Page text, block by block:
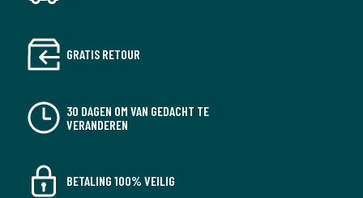
GRATIS RETOUR
30 DAGEN OM VAN GEDACHT TE
VERANDEREN
BETALING 100% VEILIG